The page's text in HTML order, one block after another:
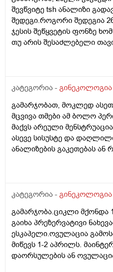
შევწვიტე tsh ანალიზი
შედეგი.როგორი შედეგია
ჯესის შეწყვეტის ფონზე
თუ არის შესაძლებელი
კატეგორია - გინეკოლოგია
გამარჯობათ, მოკლედ
მცვივა თმები ამ ბოლო
მაქვს არეული
ასევე სისუსტე და
ანალიზების გაკეთებას ან
კატეგორია - გინეკოლოგია
გამარჯობა.ციკლი მქონდა
გაიხა პრეზერვატივი
ესკაპელი.ოვულაცია
მიწევს 1-2 აპრილს.
დაორსულების ან